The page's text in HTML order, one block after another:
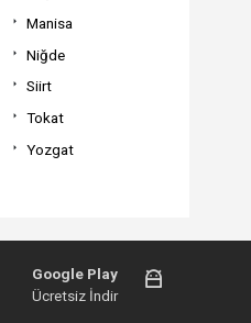
Manisa
Niğde
Siirt
Tokat
Yozgat
Google Play
Ücretsiz İndir